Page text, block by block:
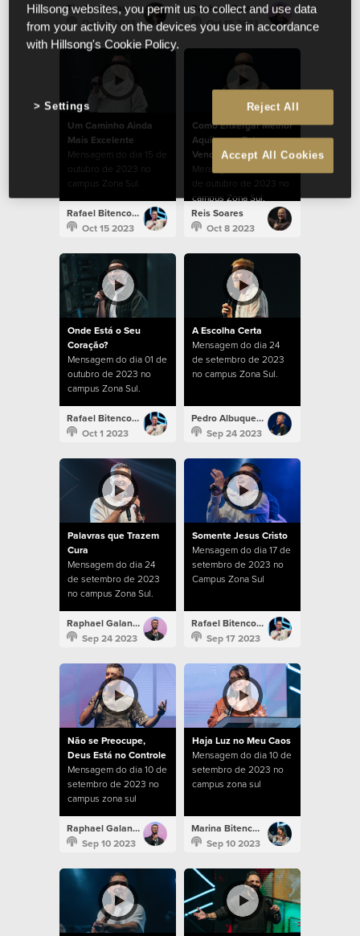
Tim Douglass
Oct 22 2023
Raphael Galante
Oct 15 2023
Um Caminho Ainda
Mais Excelente
Mensagem do dia 15 de
outubro de 2023 no
campus Zona Sul.
Rafael Bitencourt
Oct 15 2023
Como Enxergar Melhor
Aquilo que Estamos
Vendo
Mensagem do dia 08
de outubro de 2023 no
campus Zona Sul.
Reis Soares
Oct 8 2023
Onde Está o Seu
Coração?
Mensagem do dia 01 de
outubro de 2023 no
campus Zona Sul.
Rafael Bitencourt
Oct 1 2023
A Escolha Certa
Mensagem do dia 24
de setembro de 2023
no campus Zona Sul.
Pedro Albuquerque
Sep 24 2023
Palavras que Trazem
Cura
Mensagem do dia 24
de setembro de 2023
no campus Zona Sul.
Raphael Galante
Sep 24 2023
Somente Jesus Cristo
Mensagem do dia 17 de
setembro de 2023 no
Campus Zona Sul
Rafael Bitencourt
Sep 17 2023
Não se Preocupe,
Deus Está no Controle
Mensagem do dia 10 de
setembro de 2023 no
campus zona sul
Raphael Galante
Sep 10 2023
Haja Luz no Meu Caos
Mensagem do dia 10 de
setembro de 2023 no
campus zona sul
Marina Bitencourt
Sep 10 2023
Hillsong websites, you permit us to collect and use data
from your activity on the devices you use in accordance
with Hillsong's Cookie Policy.
Reject All
Accept All Cookies
Settings